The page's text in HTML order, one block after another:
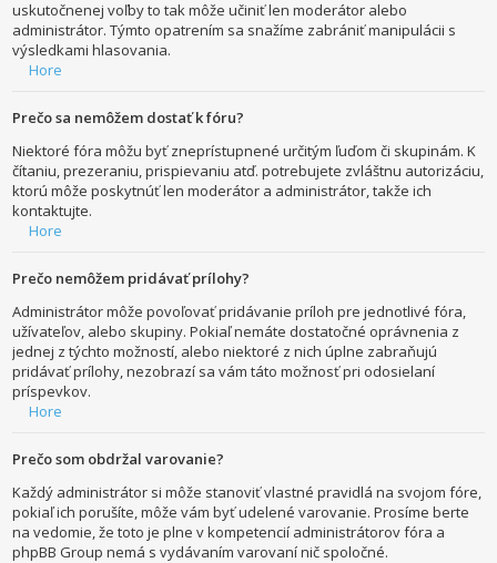
uskutočnenej voľby to tak môže učiniť len moderátor alebo
administrátor. Týmto opatrením sa snažíme zabrániť manipulácii s
výsledkami hlasovania.
Hore
Prečo sa nemôžem dostať k fóru?
Niektoré fóra môžu byť zneprístupnené určitým ľuďom či skupinám. K
čítaniu, prezeraniu, prispievaniu atď. potrebujete zvláštnu autorizáciu,
ktorú môže poskytnúť len moderátor a administrátor, takže ich
kontaktujte.
Hore
Prečo nemôžem pridávať prílohy?
Administrátor môže povoľovať pridávanie príloh pre jednotlivé fóra,
užívateľov, alebo skupiny. Pokiaľ nemáte dostatočné oprávnenia z
jednej z týchto možností, alebo niektoré z nich úplne zabraňujú
pridávať prílohy, nezobrazí sa vám táto možnosť pri odosielaní
príspevkov.
Hore
Prečo som obdržal varovanie?
Každý administrátor si môže stanoviť vlastné pravidlá na svojom fóre,
pokiaľ ich porušíte, môže vám byť udelené varovanie. Prosíme berte
na vedomie, že toto je plne v kompetencií administrátorov fóra a
phpBB Group nemá s vydávaním varovaní nič spoločné.